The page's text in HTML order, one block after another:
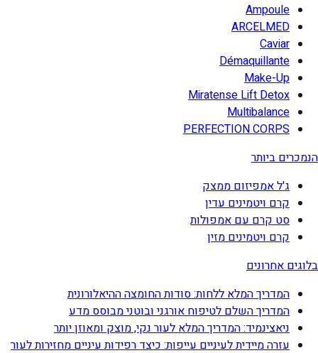
Ampoule
ARCELMED
Caviar
Démaquillante
Make-Up
Miratense Lift Detox
Multibalance
PERFECTION CORPS
הנמכרים ביותר
ג'ל אמפיזום ממצק
קרם ויטמינים עדין
סט קרם עם אמפולות
קרם ויטמינים מזין
בלוגים אחרונים
המדריך המלא ללחות: סודות החומצה ההיאלורונית
המדריך השלם לטיפוח אורגני ובוטני מבוסס מדע
ניאצינמיד: המדריך המלא לעור נקי, מוצק ומאוזן יותר
עזרה מיידית לעיניים עייפות: כיצד רפידות עיניים מחזירות לעור